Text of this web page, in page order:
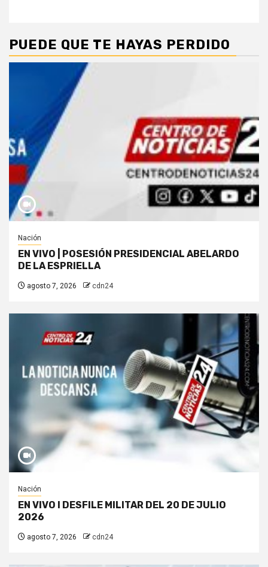
PUEDE QUE TE HAYAS PERDIDO
Nación
EN VIVO | POSESIÓN PRESIDENCIAL ABELARDO
DE LA ESPRIELLA
agosto 7, 2026 cdn24
Nación
EN VIVO I DESFILE MILITAR DEL 20 DE JULIO
2026
agosto 7, 2026 cdn24